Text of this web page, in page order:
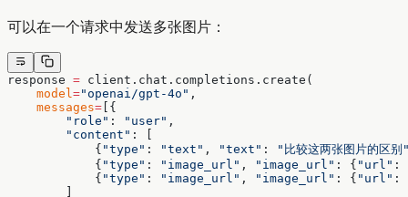
可以在一个请求中发送多张图片：
response = client.chat.completions.create(
    model
="openai/gpt-4o" ,
    messages
= [{
        "role"
: "user" ,
        "content"
: [
            {
"type" : "text" , "text" :
"比较这两张图片的区别
            {
"type" : "image_url" , "image_url" : { "url" :
            {
"type" : "image_url" , "image_url" : { "url" :